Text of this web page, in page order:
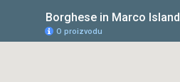
Borghese in Marco Island
O proizvodu